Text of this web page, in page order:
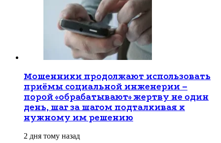
Мошенники продолжают использовать
приёмы социальной инженерии –
порой «обрабатывают» жертву не один
день, шаг за шагом подталкивая к
нужному им решению
2 дня тому назад